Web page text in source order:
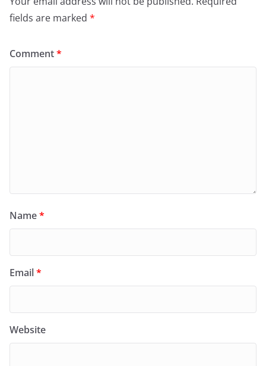
fields are marked *
Comment*
Name*
Email*
Website